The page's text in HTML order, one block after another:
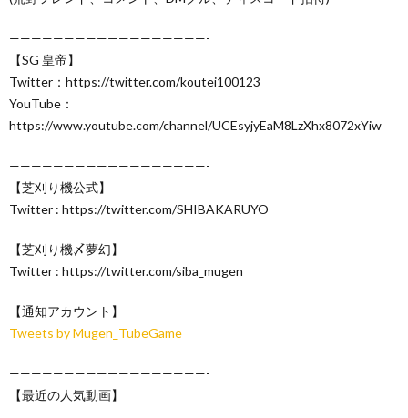
——————————————————-
【SG 皇帝】
Twitter：https://twitter.com/koutei100123
YouTube：
https://www.youtube.com/channel/UCEsyjyEaM8LzXhx8072xYiw
——————————————————-
【芝刈り機公式】
Twitter : https://twitter.com/SHIBAKARUYO
【芝刈り機〆夢幻】
Twitter : https://twitter.com/siba_mugen
【通知アカウント】
Tweets by Mugen_TubeGame
——————————————————-
【最近の人気動画】